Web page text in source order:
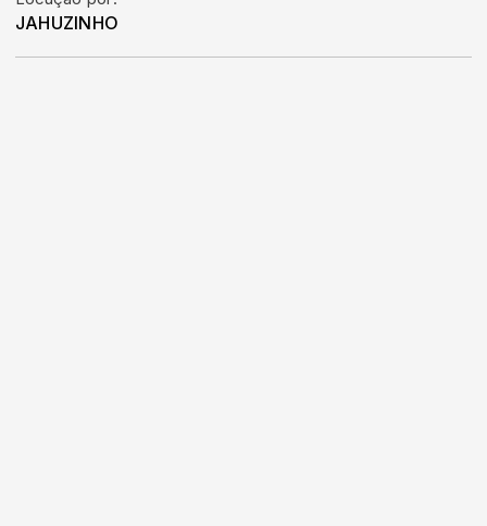
JAHUZINHO